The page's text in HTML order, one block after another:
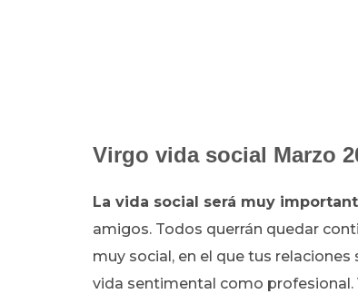
Virgo vida social Marzo
La vida social será muy
amigos. Todos querrán quedar
muy social, en el que tus
vida sentimental como profesional.